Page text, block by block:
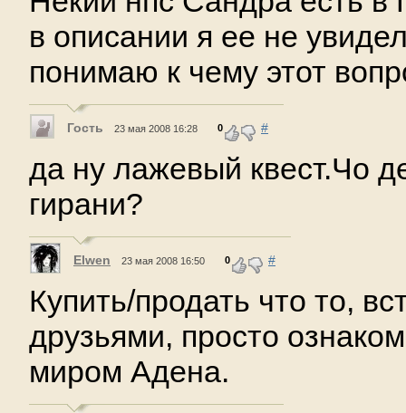
в описании я ее не
понимаю к чему этот
Гость 23 мая 2008 16:28 0 #
да ну лажевый квест.Чо
гирани?
Elwen 23 мая 2008 16:50 0 #
Купить/продать что то,
друзьями, просто
миром Адена.